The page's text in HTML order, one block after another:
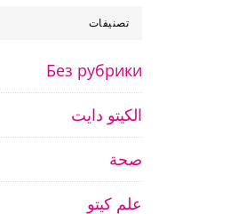
تصنيفات
Без рубрики
الكيتو دايت
صحة
علم كيتو